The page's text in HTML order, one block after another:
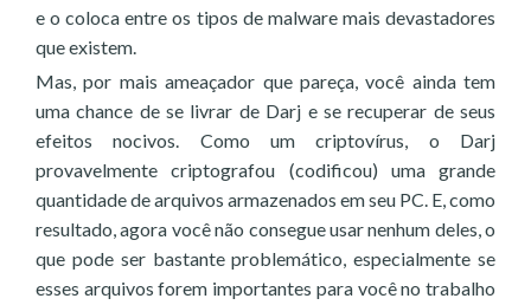
e o coloca entre os tipos de malware mais devastadores
que existem.
Mas, por mais ameaçador que pareça, você ainda tem
uma chance de se livrar de Darj e se recuperar de seus
efeitos nocivos. Como um criptovírus, o Darj
provavelmente criptografou (codificou) uma grande
quantidade de arquivos armazenados em seu PC. E, como
resultado, agora você não consegue usar nenhum deles, o
que pode ser bastante problemático, especialmente se
esses arquivos forem importantes para você no trabalho